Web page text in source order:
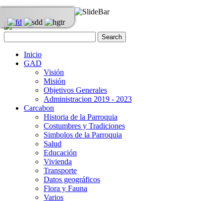
Inicio
GAD
Visión
Misión
Objetivos Generales
Administracion 2019 - 2023
Carcabon
Historia de la Parroquia
Costumbres y Tradiciones
Simbolos de la Parroquia
Salud
Educación
Vivienda
Transporte
Datos geográficos
Flora y Fauna
Varios